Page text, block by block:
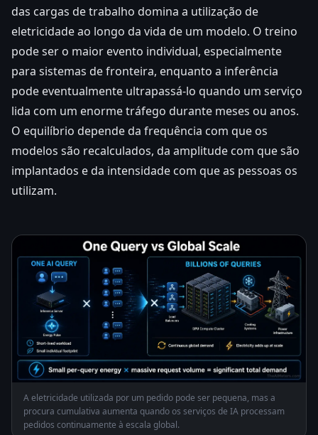
das cargas de trabalho domina a utilização de
eletricidade ao longo da vida de um modelo. O treino
pode ser o maior evento individual, especialmente
para sistemas de fronteira, enquanto a inferência
pode eventualmente ultrapassá-lo quando um serviço
lida com um enorme tráfego durante meses ou anos.
O equilíbrio depende da frequência com que os
modelos são recalculados, da amplitude com que são
implantados e da intensidade com que as pessoas os
utilizam.
A eletricidade utilizada por um pedido pode ser pequena, mas a
procura cumulativa aumenta quando os serviços de IA processam
pedidos continuamente à escala global.